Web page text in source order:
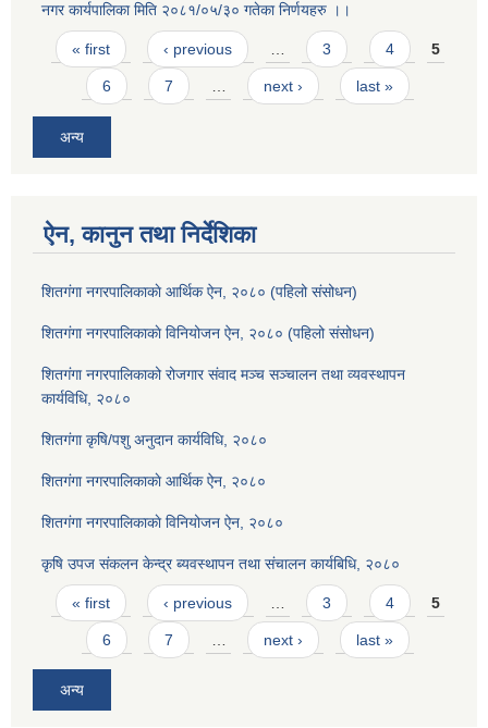
नगर कार्यपालिका मिति २०८१/०५/३० गतेका निर्णयहरु ।।
Pages
« first ‹ previous … 3 4 5
6 7 … next › last »
अन्य
ऐन, कानुन तथा निर्देशिका
शितगंगा नगरपालिकाकाे आर्थिक ऐन, २०८० (पहिलो संसोधन)
शितगंगा नगरपालिकाकाे विनियोजन ऐन, २०८० (पहिलो संसोधन)
शितगंगा नगरपालिकाको रोजगार संवाद मञ्च सञ्चालन तथा व्यवस्थापन
कार्यविधि, २०८०
शितगंगा कृषि/पशु अनुदान कार्यविधि, २०८०
शितगंगा नगरपालिकाकाे आर्थिक ऐन, २०८०
शितगंगा नगरपालिकाकाे विनियोजन ऐन, २०८०
कृषि उपज संकलन केन्द्र ब्यवस्थापन तथा संचालन कार्यबिधि, २०८०
Pages
« first ‹ previous 3 4 5
6 7 next › last »
अन्य